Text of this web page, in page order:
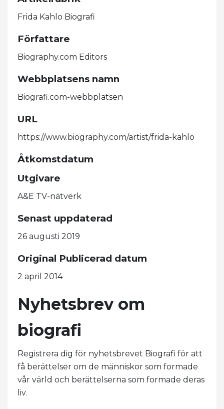
Frida Kahlo Biografi
Författare
Biography.com Editors
Webbplatsens namn
Biografi.com-webbplatsen
URL
https://www.biography.com/artist/frida-kahlo
Åtkomstdatum
Utgivare
A&E TV-nätverk
Senast uppdaterad
26 augusti 2019
Original Publicerad datum
2 april 2014
Nyhetsbrev om
biografi
Registrera dig för nyhetsbrevet Biografi för att
få berättelser om de människor som formade
vår värld och berättelserna som formade deras
liv.